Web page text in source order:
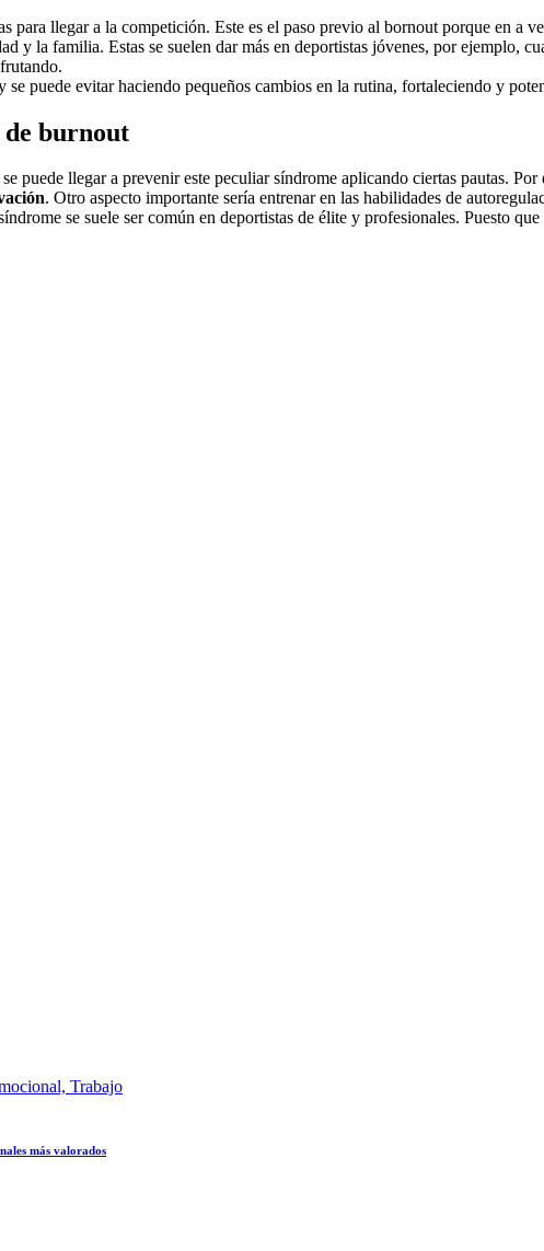
para llegar a la competición. Este es el paso previo al bornout porque en a
y la familia. Estas se suelen dar más en deportistas jóvenes, por ejemplo,
se puede evitar haciendo pequeños cambios en la rutina, fortaleciendo y
de burnout
puede llegar a prevenir este peculiar síndrome aplicando ciertas pautas.
. Otro aspecto importante sería entrenar en las habilidades de
se suele ser común en deportistas de élite y profesionales. Puesto
Trabajo
más valorados